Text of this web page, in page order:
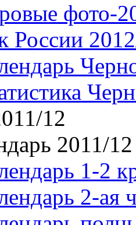
фото-
России
12
2011/12
1-2
2-ая